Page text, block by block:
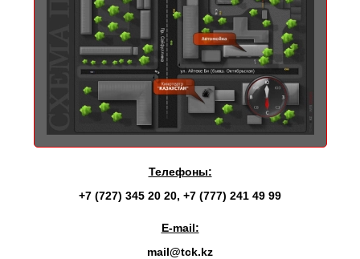
Телефоны:
+7 (727) 345 20 20, +7 (777) 241 49 99
E-mail:
mail@tck.kz